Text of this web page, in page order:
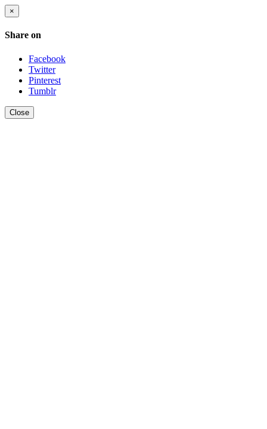
×
Share on
Facebook
Twitter
Pinterest
Tumblr
Close